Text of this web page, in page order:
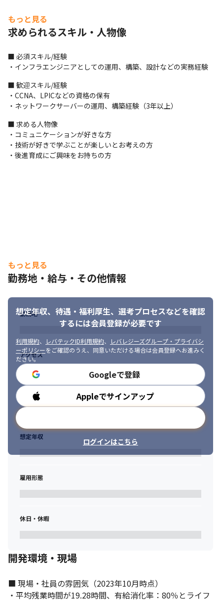
・MBOという目標管理制度を導入しています
・現場の評価だけでなく自分のキャリアに沿った目標を立てる制
※詳細は面談・面接にてお伝えします。
■ この仕事の面白み、魅力
・オンプレからパブリッククラウド、ネットワークまで幅広い領
域に強みを持っています
・AWSやDevOpsなど最新の技術分野に挑戦していくことも可能で
・要件定義/基本設計/構築/マネジメントに関わる上流工程のプロ
ジェクトから、スペシャリストとして技術に携わることができる
プロジェクトをご用意しています
もっと見る
求められるスキル・人物像
■ 必須スキル/経験
・インフラエンジニアとしての運用、構築、設計などの実務経験
■ 歓迎スキル/経験
・CCNA、LPICなどの資格の保有
・ネットワークサーバーの運用、構築経験（3年以上）
■ 求める人物像
・コミュニケーションが好きな方
・技術が好きで学ぶことが楽しいとお考えの方
・後進育成にご興味をお持ちの方
もっと見る
勤務地・給与・その他情報
想定年収、待遇・福利厚生、 選考プロセスなどを確認
するには会員登録が必要です
利用規約、 レバテックID利用規約、
レバレジーズグループ・プライバシ
ーポリシーをご確認のうえ、同意いただける場合は会員登録へお進みく
ださい。
Googleで登録
Appleでサインアップ
ログインはこちら
勤務地
アクセス
勤務時間
想定年収
雇用形態
休日・休暇
開発環境・現場
■ 現場・社員の雰囲気（2023年10月時点）
・平均残業時間が19.28時間、有給消化率：80％とライフ